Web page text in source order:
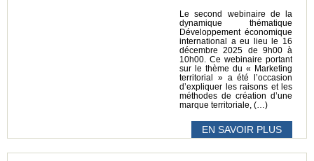
Le second webinaire de la
dynamique thématique
Développement économique
international a eu lieu le 16
décembre 2025 de 9h00 à
10h00. Ce webinaire portant
sur le thème du « Marketing
territorial » a été l’occasion
d’expliquer les raisons et les
méthodes de création d’une
marque territoriale, (…)
EN SAVOIR PLUS